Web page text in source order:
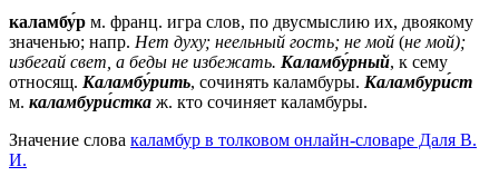
каламбу́р м. франц. игра слов, по двусмыслию их, двоякому
значенью; напр. Нет духу; неельный гость; не мой (не мой);
избегай свет, а беды не избежать. Каламбу́рный, к сему
относящ. Каламбу́рить, сочинять каламбуры. Каламбури́ст
м. каламбури́стка ж. кто сочиняет каламбуры.
Значение слова каламбур в толковом онлайн-словаре Даля В.
И.